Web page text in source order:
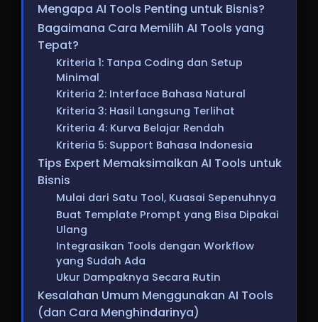
Mengapa AI Tools Penting untuk Bisnis?
Bagaimana Cara Memilih AI Tools yang
Tepat?
Kriteria 1: Tanpa Coding dan Setup
Minimal
Kriteria 2: Interface Bahasa Natural
Kriteria 3: Hasil Langsung Terlihat
Kriteria 4: Kurva Belajar Rendah
Kriteria 5: Support Bahasa Indonesia
Tips Expert Memaksimalkan AI Tools untuk
Bisnis
Mulai dari Satu Tool, Kuasai Sepenuhnya
Buat Template Prompt yang Bisa Dipakai
Ulang
Integrasikan Tools dengan Workflow
yang Sudah Ada
Ukur Dampaknya Secara Rutin
Kesalahan Umum Menggunakan AI Tools
(dan Cara Menghindarinya)